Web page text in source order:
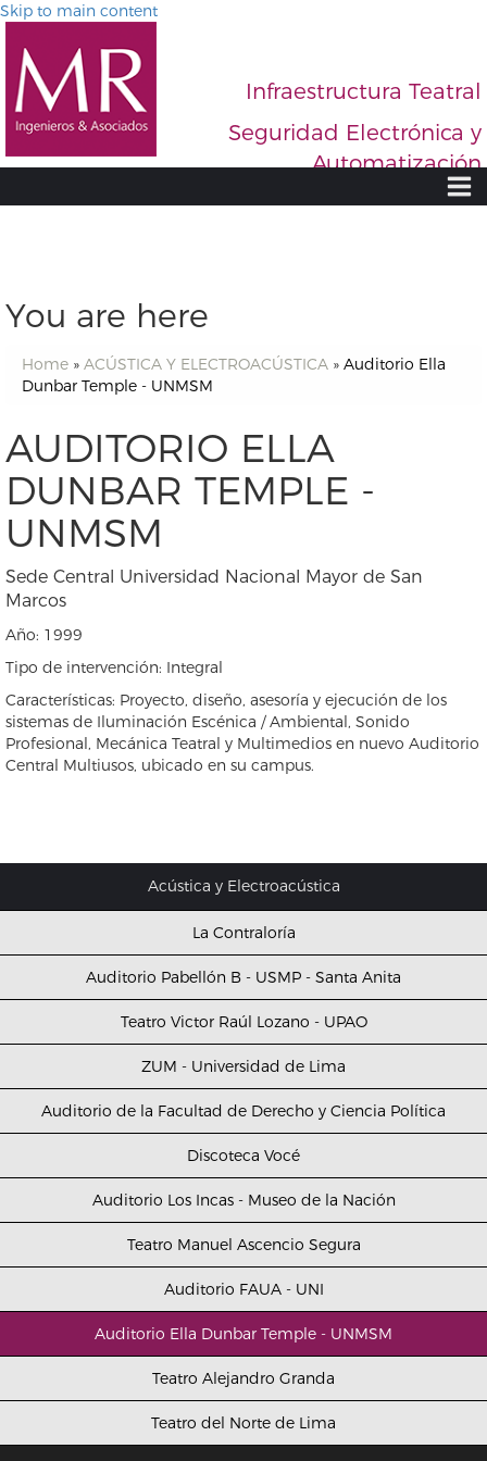
Skip to main content
Infraestructura Teatral
Seguridad Electrónica y
Automatización
C
You are here
Home » ACÚSTICA Y ELECTROACÚSTICA » Auditorio Ella
Dunbar Temple - UNMSM
AUDITORIO ELLA
DUNBAR TEMPLE -
UNMSM
Sede Central Universidad Nacional Mayor de San
Marcos
Año: 1999
Tipo de intervención: Integral
Características: Proyecto, diseño, asesoría y ejecución de los
sistemas de Iluminación Escénica / Ambiental, Sonido
Profesional, Mecánica Teatral y Multimedios en nuevo Auditorio
Central Multiusos, ubicado en su campus.
Acústica y Electroacústica
La Contraloría
Auditorio Pabellón B - USMP - Santa Anita
Teatro Victor Raúl Lozano - UPAO
ZUM - Universidad de Lima
Auditorio de la Facultad de Derecho y Ciencia Política
Discoteca Vocé
Auditorio Los Incas - Museo de la Nación
Teatro Manuel Ascencio Segura
Auditorio FAUA - UNI
Auditorio Ella Dunbar Temple - UNMSM
Teatro Alejandro Granda
Teatro del Norte de Lima